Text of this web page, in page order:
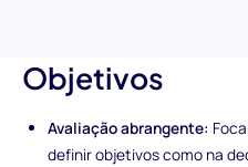
Objetivos
Avaliação abrangente:
definir objetivos como na